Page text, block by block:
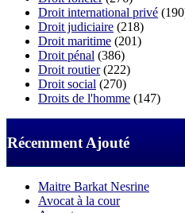
Droit international privé
Droit judiciaire (218)
Droit maritime (201)
Droit pénal (386)
Droit routier(222)
Droit social (270)
Droits de l'homme (147)
Récemment Ajouté
Maitre Barkat Nesrine
Avocat à la cour